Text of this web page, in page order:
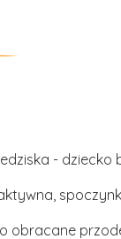
- dziecko
obracane